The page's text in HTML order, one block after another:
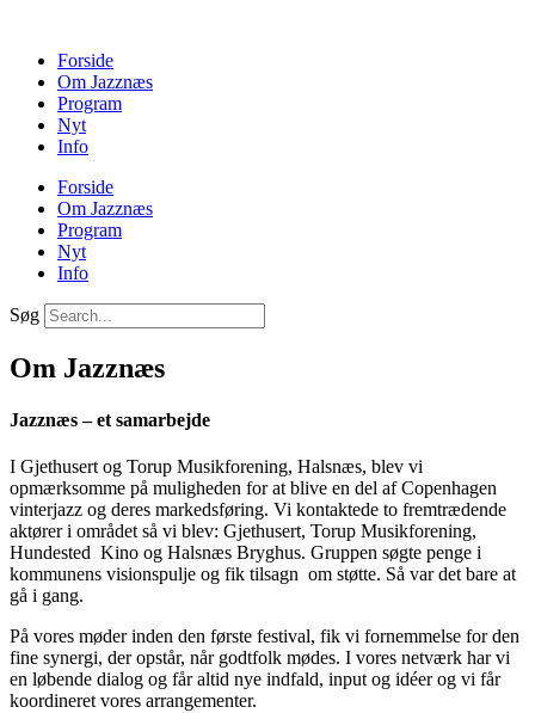
Forside
Om Jazznæs
Program
Nyt
Info
Forside
Om Jazznæs
Program
Nyt
Info
Søg
Om Jazznæs
Jazznæs – et samarbejde
I Gjethusert og Torup Musikforening, Halsnæs, blev vi
opmærksomme på muligheden for at blive en del af Copenhagen
vinterjazz og deres markedsføring. Vi kontaktede to fremtrædende
aktører i området så vi blev: Gjethusert, Torup Musikforening,
Hundested Kino og Halsnæs Bryghus. Gruppen søgte penge i
kommunens visionspulje og fik tilsagn om støtte. Så var det bare at
gå i gang.
På vores møder inden den første festival, fik vi fornemmelse for den
fine synergi, der opstår, når godtfolk mødes. I vores netværk har vi
en løbende dialog og får altid nye indfald, input og idéer og vi får
koordineret vores arrangementer.